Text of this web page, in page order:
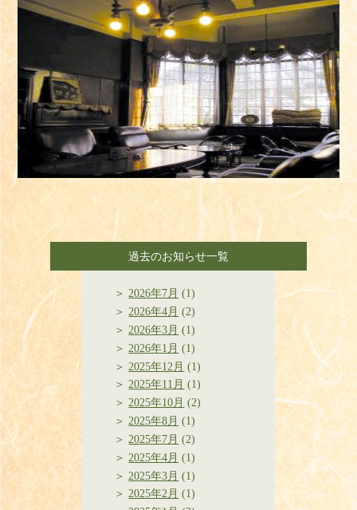
過去のお知らせ一覧
2026年7月 (1)
2026年4月 (2)
2026年3月 (1)
2026年1月 (1)
2025年12月 (1)
2025年11月 (1)
2025年10月 (2)
2025年8月 (1)
2025年7月 (2)
2025年4月 (1)
2025年3月 (1)
2025年2月 (1)